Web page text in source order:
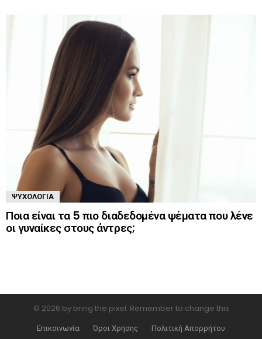
ΨΥΧΟΛΟΓΊΑ
Ποια είναι τα 5 πιο διαδεδομένα ψέματα που λένε
οι γυναίκες στους άντρες;
© 2026 by bring the pixel. Remember to change this
Επικοινωνία
Όροι Χρήσης Πολιτική Απορρήτου